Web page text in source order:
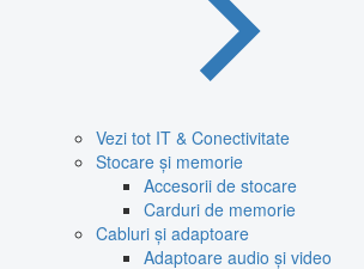
Vezi tot IT & Conectivitate
Stocare și memorie
Accesorii de stocare
Carduri de memorie
Cabluri și adaptoare
Adaptoare audio și video